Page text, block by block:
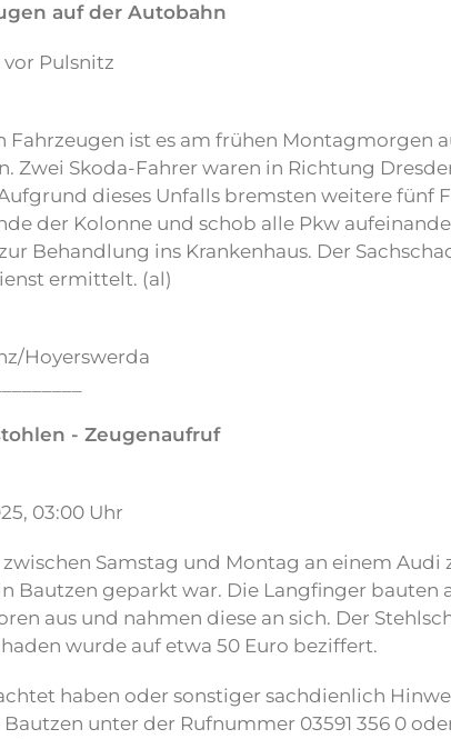
auf der Autobahn
vor Pulsnitz
ist es am frühen Montagmorgen
Zwei Skoda-Fahrer waren in Richtung
dieses Unfalls bremsten weitere fünf
der Kolonne und schob alle Pkw
Behandlung ins Krankenhaus. Der
ermittelt. (al)
Hoyerswerda
- Zeugenaufruf
03:00 Uhr
Samstag und Montag an einem Audi
Bautzen geparkt war. Die Langfinger bauten
aus und nahmen diese an sich. Der
wurde auf etwa 50 Euro beziffert.
haben oder sonstiger sachdienlich
unter der Rufnummer 03591 356 0